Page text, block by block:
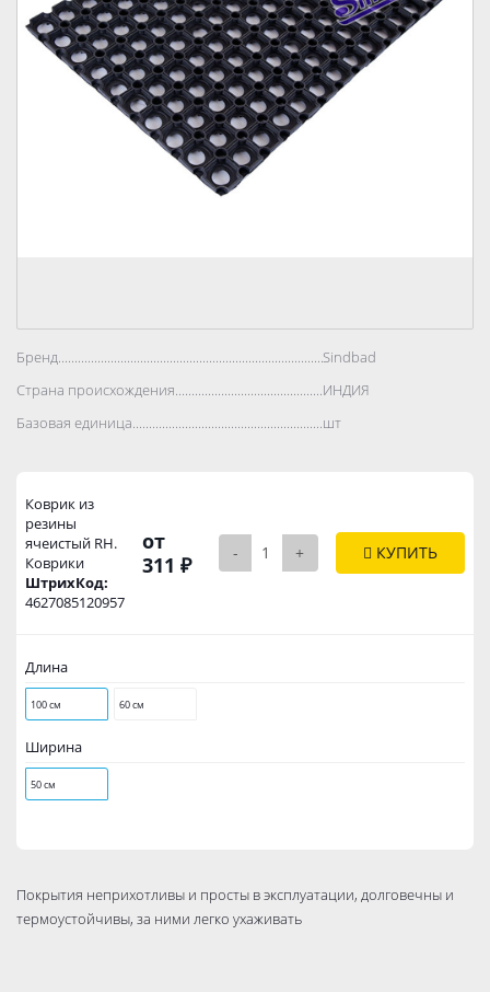
Бренд..................................................................................Sindbad
Страна происхождения..................................................................................
ИНДИЯ
Базовая единица..................................................................................
шт
Коврик из
резины
ячеистый RH.
Коврики
ШтрихКод:
4627085120957
от
311 ₽
- + КУПИТЬ
Длина
100 см 60 см
Ширина
50 см
Покрытия неприхотливы и просты в эксплуатации, долговечны и
термоустойчивы, за ними легко ухаживать